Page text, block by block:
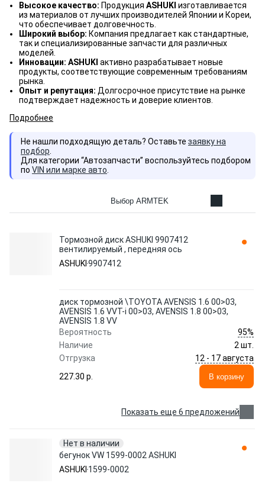
Высокое качество: Продукция ASHUKI изготавливается
из материалов от лучших производителей Японии и Кореи,
что обеспечивает долговечность.
Широкий выбор: Компания предлагает как стандартные,
так и специализированные запчасти для различных
моделей.
Инновации: ASHUKI активно разрабатывает новые
продукты, соответствующие современным требованиям
рынка.
Опыт и репутация: Долгосрочное присутствие на рынке
подтверждает надежность и доверие клиентов.
Подробнее
Не нашли подходящую деталь? Оставьте заявку на
подбор
Для категории “Автозапчасти” воспользуйтесь подбором
по VIN или марке авто
Выбор ARMTEK
Тормозной диск ASHUKI 9907412
вентилируемый , передняя ось
ASHUKI 9907412
диск тормозной \TOYOTA AVENSIS 1.6 00>03,
AVENSIS 1.6 VVT-i 00>03, AVENSIS 1.8 00>03,
AVENSIS 1.8 VV
Вероятность
95%
Наличие
2 шт.
Отгрузка
12 - 17 августа
227.30 p.
В корзину
Показать еще 6 предложений
Нет в наличии
бегунок VW 1599-0002 ASHUKI
ASHUKI 1599-0002